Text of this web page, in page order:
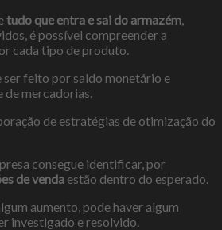
tudo que entra e sai do armazém
é possível compreender a
cada tipo de produto.
feito por saldo monetário e
mercadorias.
de estratégias de otimização do
consegue identificar, por
de venda estão dentro do esperado.
aumento, pode haver algum
investigado e resolvido.